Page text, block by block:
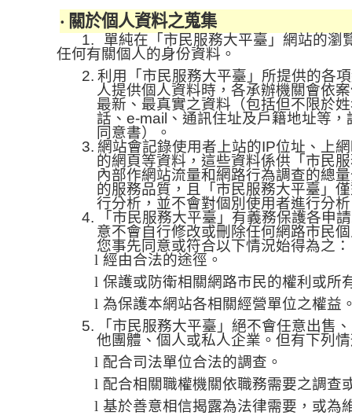
‧ 關於個人資料之蒐集
1.
單純在「市民服務大平臺」網站的瀏
任何有關個人的身份資料。
2. 利用「市民服務大平臺」所提供的各
人提供個人資料時，各承辦機關會依
最新、最真實之資料（包括但不限於
話、e-mail、通訊住址及戶籍地址等
同意書）。
3. 網站會記錄使用者上站的IP位址、上
的網頁等資料，這些資料係供「市民
內部作網站流量和網路行為調查的總
的服務品質，且「市民服務大平臺」
行分析，並不會對個別使用者進行分
4.
「市民服務大平臺」有義務保護各申
意不會自行修改或刪除任何網路市民
您事先同意或符合以下情況始得為之：
l 經由合法的途徑。
l 保護或防衛相關網路市民的權利或所
l 為保護本網站各相關經營單位之權益
5.
「市民服務大平臺」絕不會任意出售
他團體、個人或私人企業。但有下列
l 配合司法單位合法的調查。
l 配合相關職權機關依職務需要之調查
l 基於善意相信揭露為法律需要，或為